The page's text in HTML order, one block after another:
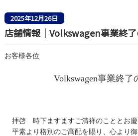
2025年12月26日
店舗情報｜Volkswagen事業終
お客様各位
Volkswagen事業終了
拝啓 時下ますますご清祥のこととお慶
平素より格別のご高配を賜り、心より御